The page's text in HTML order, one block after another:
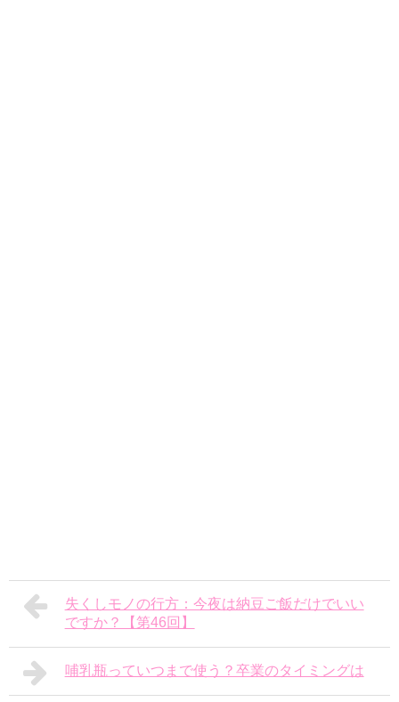
失くしモノの行方：今夜は納豆ご飯だけでいい
ですか？【第46回】
哺乳瓶っていつまで使う？卒業のタイミングは